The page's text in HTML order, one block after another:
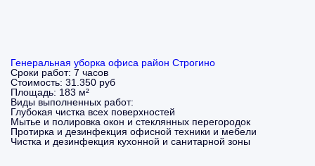
Генеральная уборка офиса район Строгино
Сроки работ: 7 часов
Стоимость: 31.350 руб
Площадь: 183 м²
Виды выполненных работ:
Глубокая чистка всех поверхностей
Мытье и полировка окон и стеклянных перегородок
Протирка и дезинфекция офисной техники и мебели
Чистка и дезинфекция кухонной и санитарной зоны